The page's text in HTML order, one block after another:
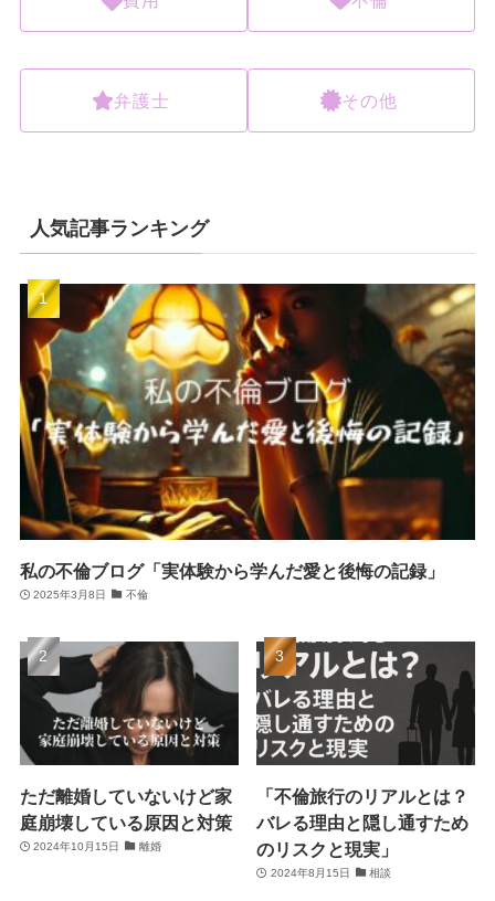
弁護士 その他
人気記事ランキング
私の不倫ブログ「実体験から学んだ愛と後悔の記録」
2025年3月8日 不倫
ただ離婚していないけど家
庭崩壊している原因と対策
2024年10月15日 離婚
「不倫旅行のリアルとは？
バレる理由と隠し通すため
のリスクと現実」
2024年8月15日 相談